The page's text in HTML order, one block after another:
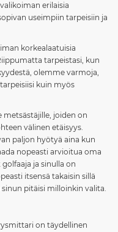
erilaisia
useimpiin tarpeisiin ja
korkealaatuisia
tarpeistasi, kun
olemme varmoja,
kuin myös
joiden on
välinen etäisyys.
paljon hyötyä aina kun
nopeasti arvioitua oma
ja sinulla on
itsensä takaisin sillä
pitäisi milloinkin valita.
on täydellinen